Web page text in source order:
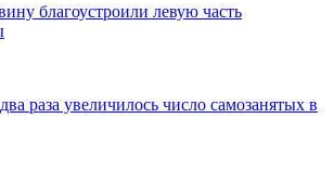
благоустроили левую часть
раза увеличилось число самозанятых в